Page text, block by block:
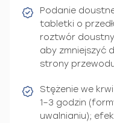
Podanie
tabletki o
roztwór
aby zmniejszyć
strony
Stężenie we
1–3 godzin
uwalnianiu);